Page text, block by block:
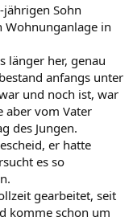
Sohn
Wohnunganlage in
länger her, genau
anfangs unter
und noch ist, war
aber vom Vater
des Jungen.
er hatte
es so
gearbeitet, seit
komme schon um